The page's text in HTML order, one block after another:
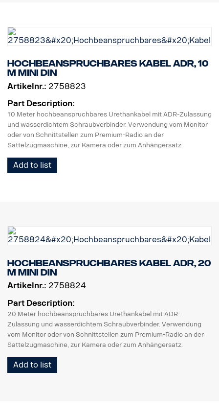
Hochbeanspruchbares Kabel ADR, 10
m MINI DIN
Artikelnr.: 2758823
Part Description:
10 Meter hochbeanspruchbares Urethankabel mit ADR-Zulassung
und wasserdichtem Schraubverbinder. Verwendung vom Monitor
oder von Schnittstellen zum Premium-Radio an der
Sattelzugmaschine, zur Kamera oder zum Anhängersatz.
Add to list
Hochbeanspruchbares Kabel ADR, 20
m MINI DIN
Artikelnr.: 2758824
Part Description:
20 Meter hochbeanspruchbares Urethankabel mit ADR-
Zulassung und wasserdichtem Schraubverbinder. Verwendung
vom Monitor oder von Schnittstellen zum Premium-Radio an der
Sattelzugmaschine, zur Kamera oder zum Anhängersatz.
Add to list